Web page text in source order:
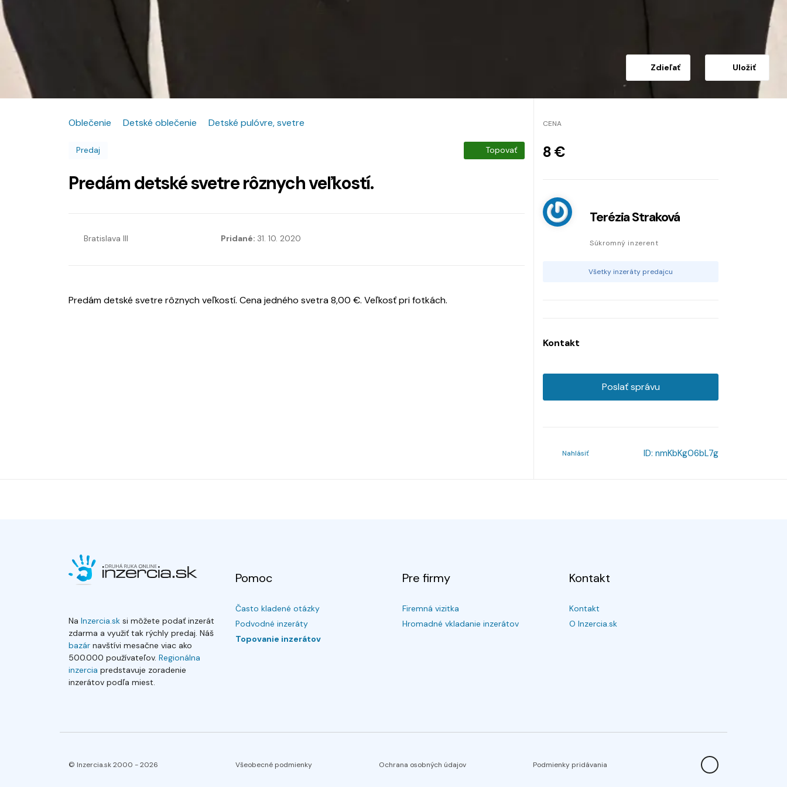
Zdieľať Uložiť
Oblečenie Detské oblečenie Detské pulóvre, svetre
Predaj Topovať
Predám detské svetre rôznych veľkostí.
Bratislava III Pridané: 31. 10. 2020
Predám detské svetre rôznych veľkostí. Cena jedného svetra 8,00 €. Veľkosť pri fotkách.
CENA
8 €
Terézia Straková
Súkromný inzerent
Všetky inzeráty predajcu
Kontakt
Poslať správu
Nahlásiť ID: nmKbKg06bL7g
Na Inzercia.sk si môžete podať inzerát
zdarma a využiť tak rýchly predaj. Náš
bazár navštívi mesačne viac ako
500.000 používateľov. Regionálna
inzercia predstavuje zoradenie
inzerátov podľa miest.
Pomoc
Často kladené otázky
Podvodné inzeráty
Topovanie inzerátov
Pre firmy
Firemná vizitka
Hromadné vkladanie inzerátov
Kontakt
Kontakt
O Inzercia.sk
© Inzercia.sk 2000 -2026 Všeobecné podmienky Ochrana osobných údajov Podmienky pridávania